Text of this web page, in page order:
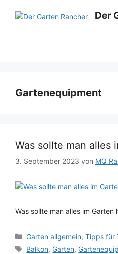
Inhalt
Der
Gartenequipment
Was sollte man alles
3. September 2023 von MQ
Was sollte man alles im Garten
Kategorien
Garten allgemein,Tipps für
Schlagwörter
Balkon,Garten,